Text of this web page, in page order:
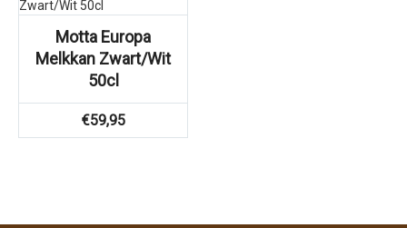
Motta Europa
Melkkan Zwart/Wit
50cl
€59,95